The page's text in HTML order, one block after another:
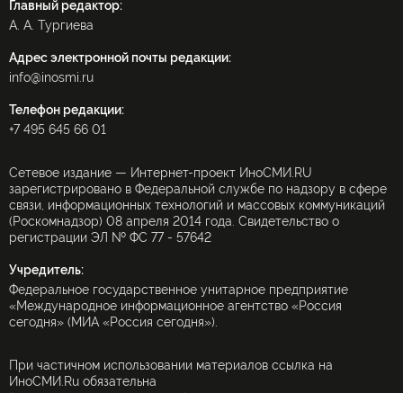
Главный редактор:
А. А. Тургиева
Адрес электронной почты редакции:
info@inosmi.ru
Телефон редакции:
+7 495 645 66 01
Сетевое издание — Интернет-проект ИноСМИ.RU
зарегистрировано в Федеральной службе по надзору в сфере
связи, информационных технологий и массовых коммуникаций
(Роскомнадзор) 08 апреля 2014 года. Свидетельство о
регистрации ЭЛ № ФС 77 - 57642
Учредитель:
Федеральное государственное унитарное предприятие
«Международное информационное агентство «Россия
сегодня» (МИА «Россия сегодня»).
При частичном использовании материалов ссылка на
ИноСМИ.Ru обязательна